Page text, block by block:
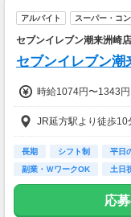
・所要時間：10～20
・謝礼金 ：1,500PT
クレジットカードを
続きのしやすさを調
5分で完了することも
に人気です。
・案件数 ：10～20
・謝礼金 ：2,000
アルバイト スーパー・コ
セブンイレブン潮来洲崎店
セブンイレブン潮
時給1074円〜1343円
JR延方駅より徒歩10
長期 シフト制 平日
副業・ＷワークOK
土日
応